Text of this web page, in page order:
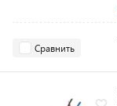
Сравнить